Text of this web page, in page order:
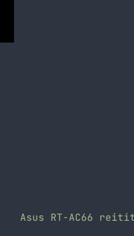
Asus RT-AC66